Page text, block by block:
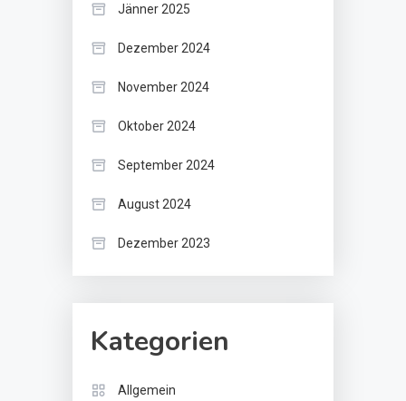
Jänner 2025
Dezember 2024
November 2024
Oktober 2024
September 2024
August 2024
Dezember 2023
Kategorien
Allgemein